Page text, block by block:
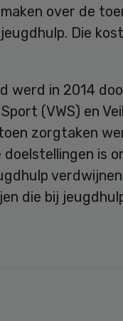
over de
Die
werd in 2014
(VWS) en
zorgtaken
doelstellingen is
die bij